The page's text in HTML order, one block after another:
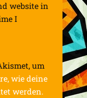
website in
I
um
wie deine
werden.